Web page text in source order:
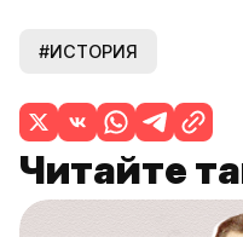
#ИСТОРИЯ
Читайте